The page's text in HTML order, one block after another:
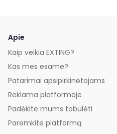
Apie
Kaip veikia EXTING?
Kas mes esame?
Patarimai apsipirkinėtojams
Reklama platformoje
Padėkite mums tobulėti
Paremkite platformą